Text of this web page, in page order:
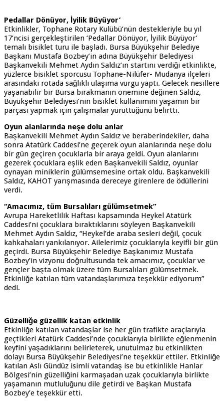
Pedallar Dönüyor, İyilik Büyüyor’
Etkinlikler, Tophane Rotary Kulübü’nün destekleriyle bu yıl
17’ncisi gerçekleştirilen ‘Pedallar Dönüyor, İyilik Büyüyor’
temalı bisiklet turu ile başladı. Bursa Büyükşehir Belediye
Başkanı Mustafa Bozbey’in adına Büyükşehir Belediyesi
Başkanvekili Mehmet Aydın Saldız’ın startını verdiği etkinlikte,
yüzlerce bisiklet sporcusu Tophane-Nilüfer- Mudanya ilçeleri
arasındaki rotada sağlıklı ulaşıma vurgu yaptı. Gelecek nesillere
yaşanabilir bir Bursa bırakmanın önemine değinen Saldız,
Büyükşehir Belediyesi’nin bisiklet kullanımını yaşamın bir
parçası yapmak için çalışmalar yürüttüğünü belirtti.
Oyun alanlarında neşe dolu anlar
Başkanvekili Mehmet Aydın Saldız ve beraberindekiler, daha
sonra Atatürk Caddesi’ne geçerek oyun alanlarında neşe dolu
bir gün geçiren çocuklarla bir araya geldi. Oyun alanlarını
gezerek çocuklara eşlik eden Başkanvekili Saldız, oyunlar
oynayan miniklerin gülümsemesine ortak oldu. Başkanvekili
Saldız, KAHOT yarışmasında dereceye girenlere de ödüllerini
verdi.
“Amacımız, tüm Bursalıları gülümsetmek”
Avrupa Hareketlilik Haftası kapsamında Heykel Atatürk
Caddesi’ni çocuklara bıraktıklarını söyleyen Başkanvekili
Mehmet Aydın Saldız, “Heykel’de araba sesleri değil, çocuk
kahkahaları yankılanıyor. Ailelerimiz çocuklarıyla keyifli bir gün
geçirdi. Bursa Büyükşehir Belediye Başkanımız Mustafa
Bozbey’in vizyonu doğrultusunda tek amacımız, çocuklar ve
gençler başta olmak üzere tüm Bursalıları gülümsetmek.
Etkinliğe katılan tüm vatandaşlarımıza teşekkür ediyorum”
dedi.
Güzelliğe güzellik katan etkinlik
Etkinliğe katılan vatandaşlar ise her gün trafikte araçlarıyla
geçtikleri Atatürk Caddesi’nde çocuklarıyla birlikte eğlenmenin
keyfini yaşadıklarını belirleterek, unutulmaz bu etkinlikten
dolayı Bursa Büyükşehir Belediyesi’ne teşekkür ettiler. Etkinliğe
katılan Aslı Gündüz isimli vatandaş ise bu etkinlikle Hanlar
Bölgesi’nin güzelliğini karmaşadan uzak çocuklarıyla birlikte
yaşamanın mutluluğunu dile getirdi ve Başkan Mustafa
Bozbey’e teşekkür etti.